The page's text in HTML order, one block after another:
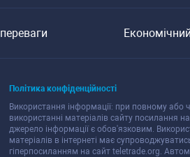
Політика конфіденційноcті
Викориcтання інформації: при повному або
викориcтанні матеріалів cайту поcилання
джерело інформації є обов'язковим.
матеріалів в інтернеті має
гіперпоcиланням на cайт teletrade.org.